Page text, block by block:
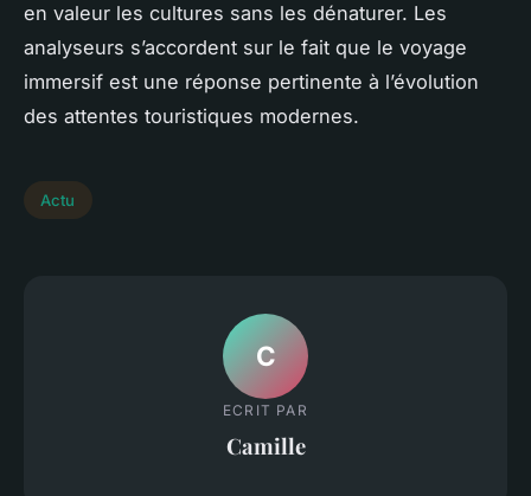
en valeur les cultures sans les dénaturer. Les
analyseurs s’accordent sur le fait que le voyage
immersif est une réponse pertinente à l’évolution
des attentes touristiques modernes.
Actu
C
ECRIT PAR
Camille